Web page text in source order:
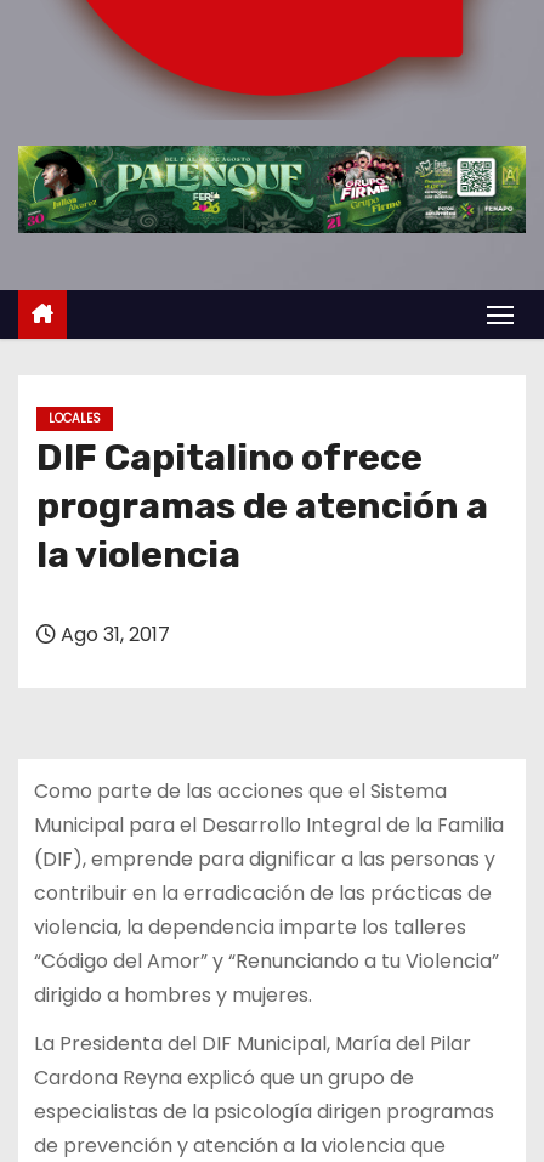
LOCALES
DIF Capitalino ofrece
programas de atención a
la violencia
Ago 31, 2017
Como parte de las acciones que el Sistema
Municipal para el Desarrollo Integral de la Familia
(DIF), emprende para dignificar a las personas y
contribuir en la erradicación de las prácticas de
violencia, la dependencia imparte los talleres
“Código del Amor” y “Renunciando a tu Violencia”
dirigido a hombres y mujeres.
La Presidenta del DIF Municipal, María del Pilar
Cardona Reyna explicó que un grupo de
especialistas de la psicología dirigen programas
de prevención y atención a la violencia que